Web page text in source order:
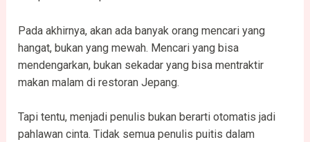
Pada akhirnya, akan ada banyak orang mencari yang
hangat, bukan yang mewah. Mencari yang bisa
mendengarkan, bukan sekadar yang bisa mentraktir
makan malam di restoran Jepang.
Tapi tentu, menjadi penulis bukan berarti otomatis jadi
pahlawan cinta. Tidak semua penulis puitis dalam